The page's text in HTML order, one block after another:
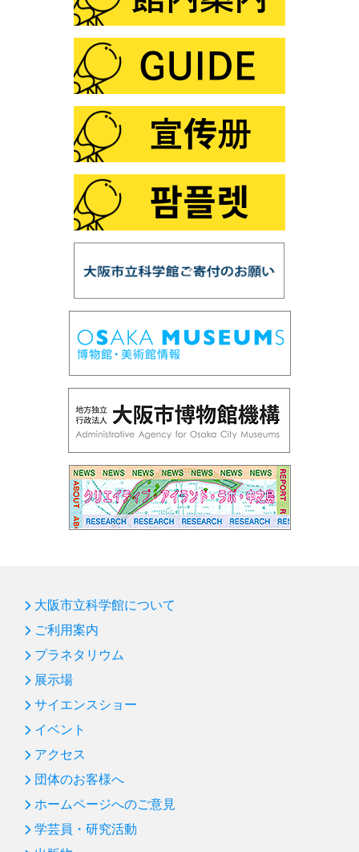
大阪市立科学館について
ご利用案内
プラネタリウム
展示場
サイエンスショー
イベント
アクセス
団体のお客様へ
ホームページへのご意見
学芸員・研究活動